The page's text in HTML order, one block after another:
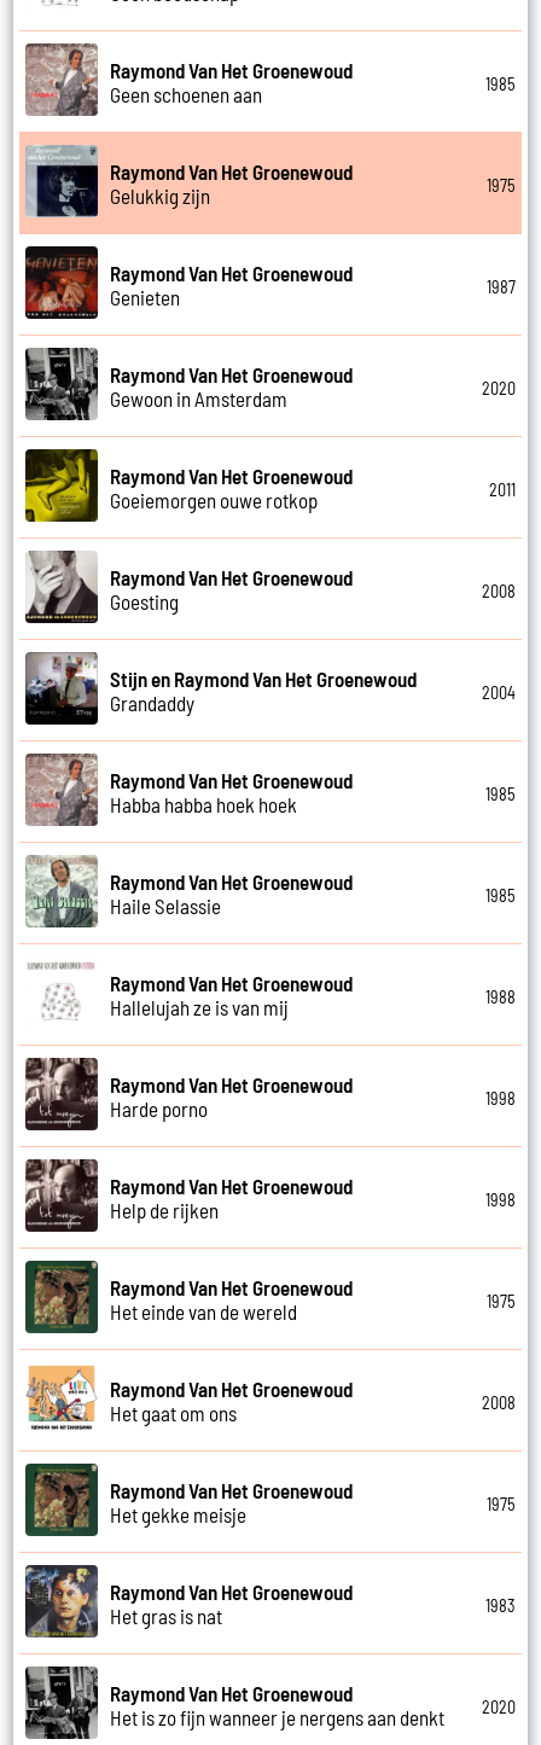
Raymond Van Het Groenewoud
Geen schoenen aan
1985
Raymond Van Het Groenewoud
Gelukkig zijn
1975
Raymond Van Het Groenewoud
Genieten
1987
Raymond Van Het Groenewoud
Gewoon in Amsterdam
2020
Raymond Van Het Groenewoud
Goeiemorgen ouwe rotkop
2011
Raymond Van Het Groenewoud
Goesting
2008
Stijn en Raymond Van Het Groenewoud
Grandaddy
2004
Raymond Van Het Groenewoud
Habba habba hoek hoek
1985
Raymond Van Het Groenewoud
Haile Selassie
1985
Raymond Van Het Groenewoud
Hallelujah ze is van mij
1988
Raymond Van Het Groenewoud
Harde porno
1998
Raymond Van Het Groenewoud
Help de rijken
1998
Raymond Van Het Groenewoud
Het einde van de wereld
1975
Raymond Van Het Groenewoud
Het gaat om ons
2008
Raymond Van Het Groenewoud
Het gekke meisje
1975
Raymond Van Het Groenewoud
Het gras is nat
1983
Raymond Van Het Groenewoud
Het is zo fijn wanneer je nergens aan denkt
2020